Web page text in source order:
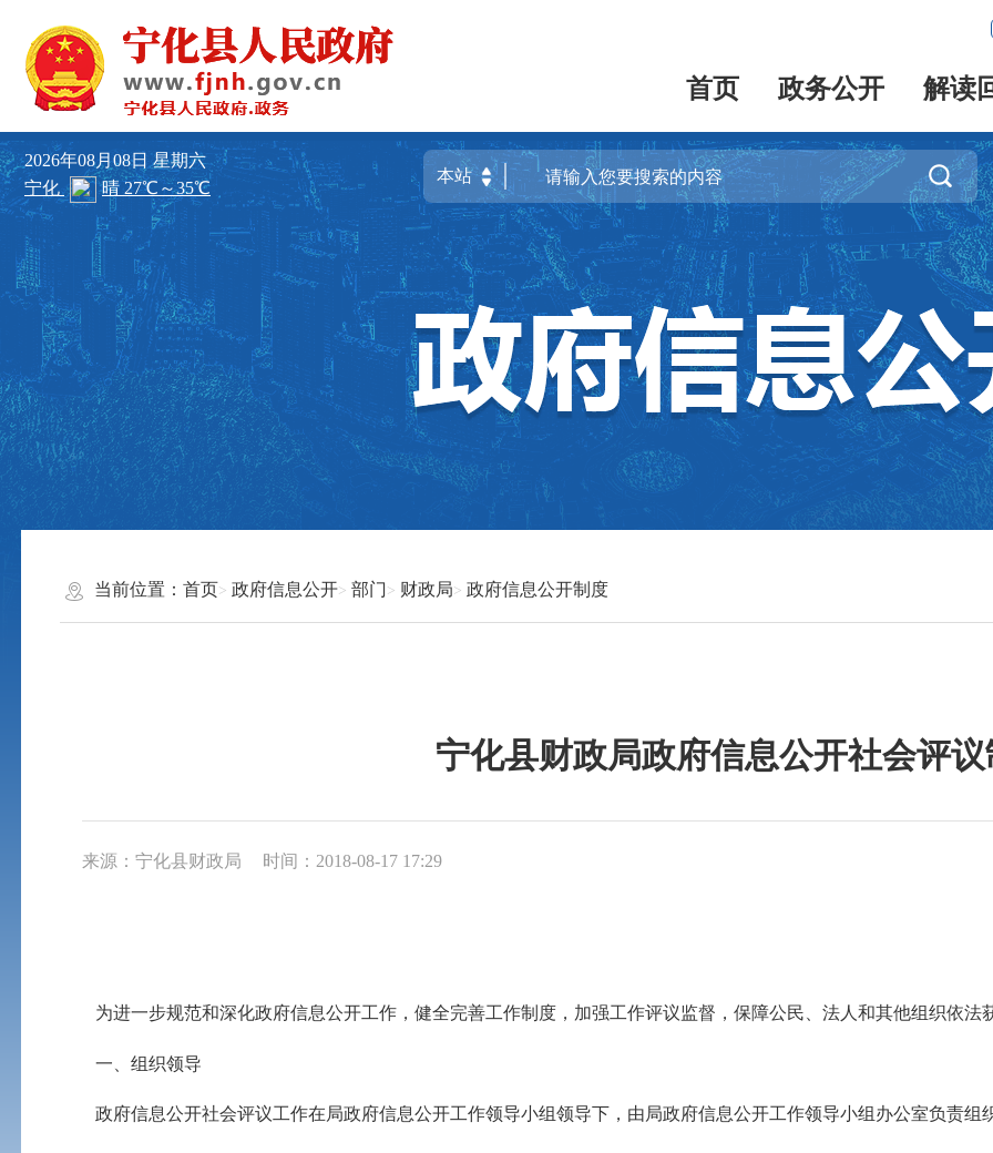
首页 政务公开 解读
2026年08月08日星期六

当前位置： 首页 政府信息公开 部门 财政局 政府信息公开制度
宁化县财政局政府信息公开社会评
来源：宁化县财政局 时间：2018-08-17 17:29
为进一步规范和深化政府信息公开工作，健全完善工作制度，加强工作评议监督，保障公民、法人和其他组织依法
一、组织领导
政府信息公开社会评议工作在局政府信息公开工作领导小组领导下，由局政府信息公开工作领导小组办公室负责组